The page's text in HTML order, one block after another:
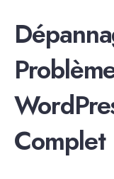
Complet